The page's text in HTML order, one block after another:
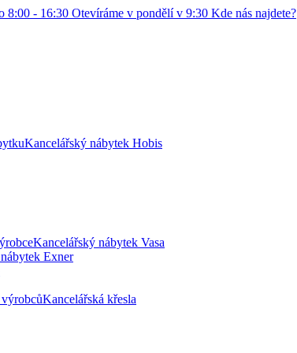
8:00 - 16:30 Otevíráme v pondělí v 9:30 Kde nás najdete?
Kancelářský nábytek Hobis
Kancelářský nábytek Vasa
Exner
Kancelářská křesla